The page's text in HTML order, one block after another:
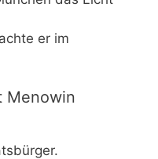
er im
Menowin